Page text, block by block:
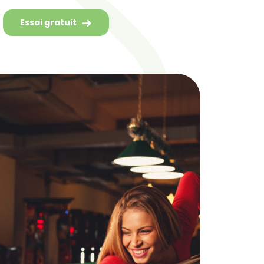
Essai gratuit